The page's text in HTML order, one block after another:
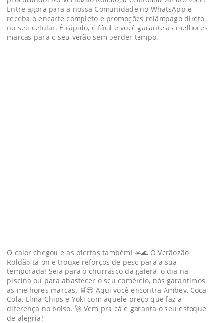
Entre agora para a nossa Comunidade no WhatsApp e
receba o encarte completo e promoções relâmpago direto
no seu celular. É rápido, é fácil e você garante as melhores
marcas para o seu verão sem perder tempo.
O calor chegou e as ofertas também! ☀️🌊 O Verãozão
Roldão tá on e trouxe reforços de peso para a sua
temporada! Seja para o churrasco da galera, o dia na
piscina ou para abastecer o seu comércio, nós garantimos
as melhores marcas. 🛒😎 Aqui você encontra Ambev, Coca-
Cola, Elma Chips e Yoki com aquele preço que faz a
diferença no bolso. 🚀 Vem pra cá e garanta o seu estoque
de alegria!